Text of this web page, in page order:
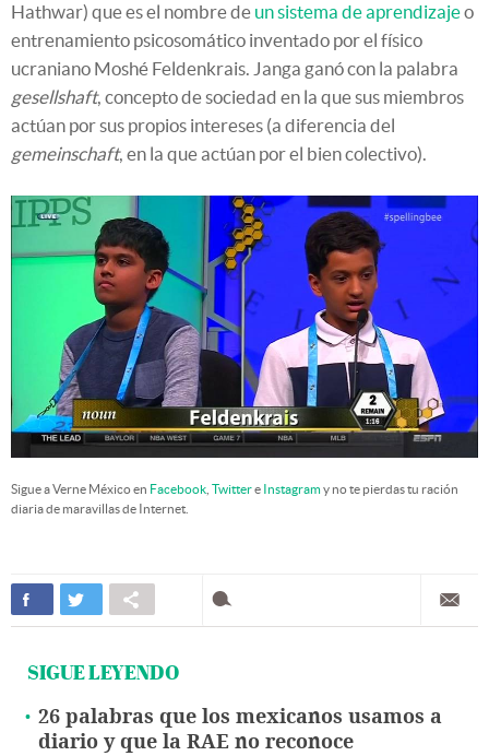
Hathwar) que es el nombre de un sistema de aprendizajeo
entrenamiento psicosomático inventado por el físico
ucraniano Moshé Feldenkrais. Janga ganó con la palabra
gesellshaft, concepto de sociedad en la que sus miembros
actúan por sus propios intereses (a diferencia del
gemeinschaft, en la que actúan por el bien colectivo).
Sigue a Verne México en Facebook Twittere Instagramy no te pierdas tu ración
diaria de maravillas de Internet.
SIGUE LEYENDO
26 palabras que los mexicanos usamos a
diario y que la RAE no reconoce